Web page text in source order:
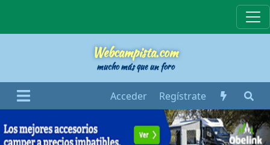
Webcampista.com
mucho más que un foro
Acceder Regístrate